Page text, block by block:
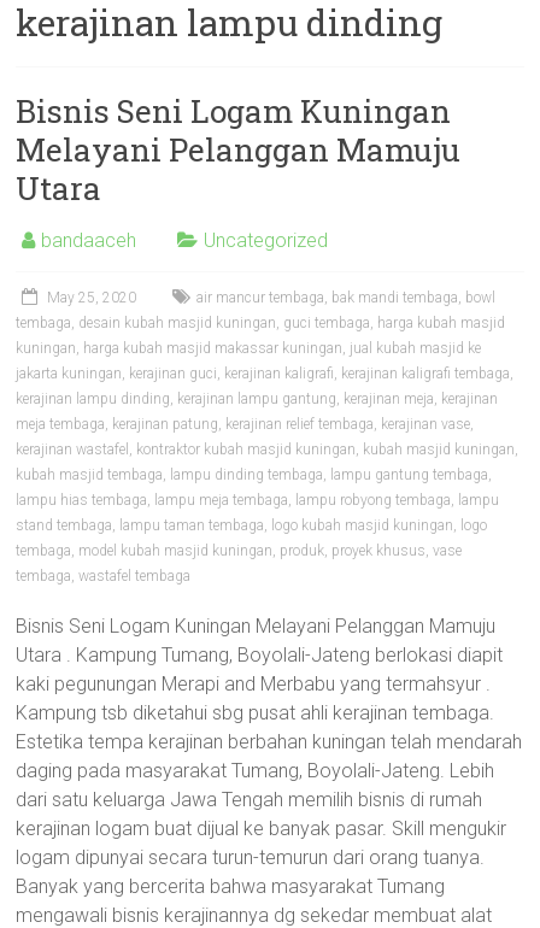
kerajinan lampu dinding
Bisnis Seni Logam Kuningan
Melayani Pelanggan Mamuju
Utara
bandaaceh Uncategorized
May 25, 2020 air mancur tembaga, bak mandi tembaga, bowl
tembaga, desain kubah masjid kuningan, guci tembaga, harga kubah masjid
kuningan, harga kubah masjid makassar kuningan, jual kubah masjid ke
jakarta kuningan, kerajinan guci, kerajinan kaligrafi, kerajinan kaligrafi tembaga,
kerajinan lampu dinding, kerajinan lampu gantung, kerajinan meja, kerajinan
meja tembaga, kerajinan patung, kerajinan relief tembaga, kerajinan vase,
kerajinan wastafel , kontraktor kubah masjid kuningan, kubah masjid kuningan,
kubah masjid tembaga, lampu dinding tembaga, lampu gantung tembaga,
lampu hias tembaga, lampu meja tembaga, lampu robyong tembaga, lampu
stand tembaga, lampu taman tembaga, logo kubah masjid kuningan, logo
tembaga, model kubah masjid kuningan, produk, proyek khusus,vase
tembaga,wastafel tembaga
Bisnis Seni Logam Kuningan Melayani Pelanggan Mamuju
Utara . Kampung Tumang, Boyolali-Jateng berlokasi diapit
kaki pegunungan Merapi and Merbabu yang termahsyur .
Kampung tsb diketahui sbg pusat ahli kerajinan tembaga.
Estetika tempa kerajinan berbahan kuningan telah mendarah
daging pada masyarakat Tumang, Boyolali-Jateng. Lebih
dari satu keluarga Jawa Tengah memilih bisnis di rumah
kerajinan logam buat dijual ke banyak pasar. Skill mengukir
logam dipunyai secara turun-temurun dari orang tuanya.
Banyak yang bercerita bahwa masyarakat Tumang
mengawali bisnis kerajinannya dg sekedar membuat alat